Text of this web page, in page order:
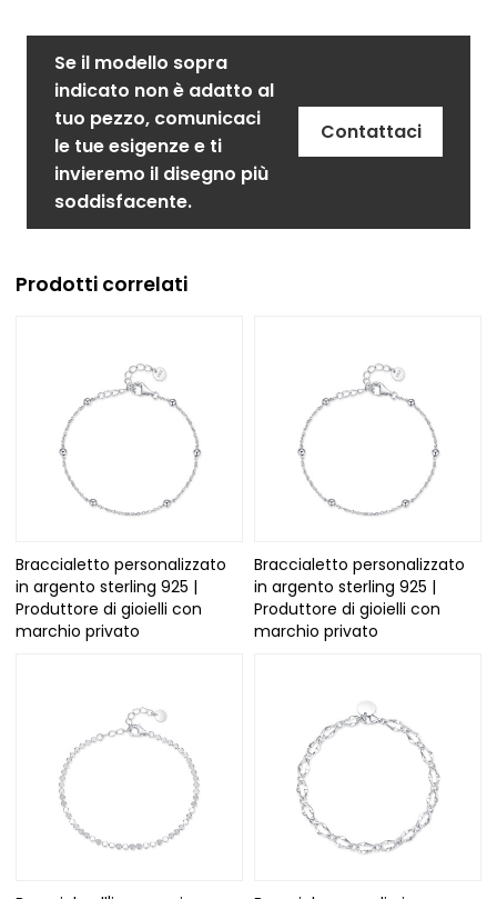
Se il modello sopra
indicato non è adatto al
tuo pezzo, comunicaci
le tue esigenze e ti
invieremo il disegno più
soddisfacente.
Contattaci
Prodotti correlati
Braccialetto personalizzato
in argento sterling 925 |
Produttore di gioielli con
marchio privato
Braccialetto personalizzato
in argento sterling 925 |
Produttore di gioielli con
marchio privato